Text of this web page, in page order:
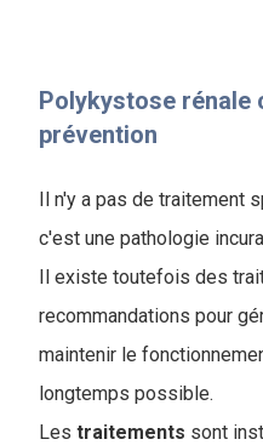
Polykystose rénale
prévention
Il n'y a pas de traitement
c'est une pathologie
Il existe toutefois des
recommandations pour
maintenir le
longtemps possible.
Les traitements sont